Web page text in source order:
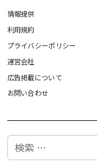
情報提供
利用規約
プライバシーポリシー
運営会社
広告掲載について
お問い合わせ
検